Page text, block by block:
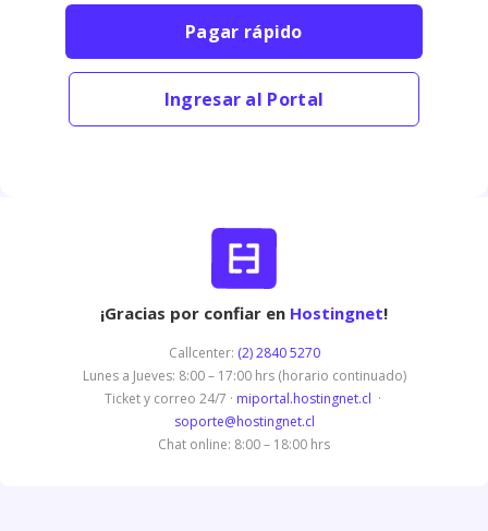
Pagar rápido
Ingresar al Portal
¡Gracias por confiar en Hostingnet!
Callcenter: (2) 2840 5270
Lunes a Jueves: 8:00 – 17:00 hrs (horario continuado)
Ticket y correo 24/7 · miportal.hostingnet.cl ·
soporte@hostingnet.cl
Chat online: 8:00 – 18:00 hrs